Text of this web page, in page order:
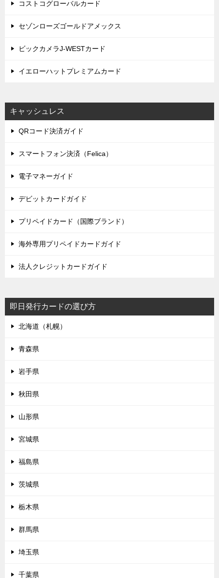
コストコグローバルカード
セゾンローズゴールドアメックス
ビックカメラJ-WESTカード
イエローハットプレミアムカード
キャッシュレス
QRコード決済ガイド
スマートフォン決済（Felica）
電子マネーガイド
デビットカードガイド
プリペイドカード（国際ブランド）
海外専用プリペイドカードガイド
法人クレジットカードガイド
即日発行カードの選び方
北海道（札幌）
青森県
岩手県
秋田県
山形県
宮城県
福島県
茨城県
栃木県
群馬県
埼玉県
千葉県